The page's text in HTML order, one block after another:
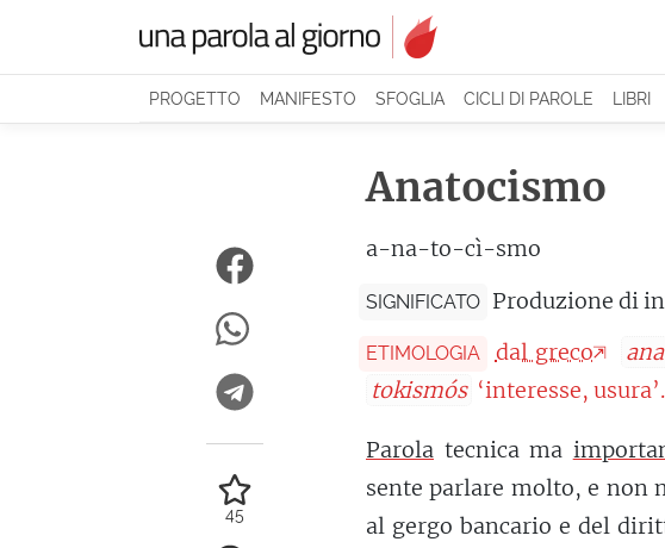
PROGETTO MANIFESTO SFOGLIA CICLI DI PAROLE LIBRI
Anatocismo
a-na-to-cì-smo
SIGNIFICATO Produzione di
ETIMOLOGIA dal greco
tokismós ‘interesse,
Parola tecnica ma
sente parlare molto, e non
al gergo bancario e del
45